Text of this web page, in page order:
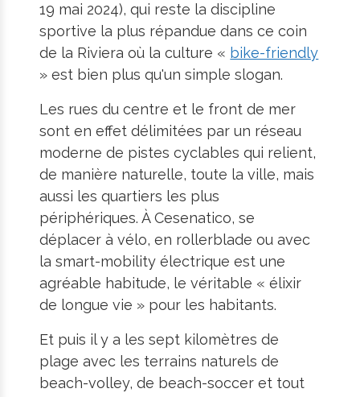
19 mai 2024), qui reste la discipline
sportive la plus répandue dans ce coin
de la Riviera où la culture « bike-friendly
» est bien plus qu'un simple slogan.
Les rues du centre et le front de mer
sont en effet délimitées par un réseau
moderne de pistes cyclables qui relient,
de manière naturelle, toute la ville, mais
aussi les quartiers les plus
périphériques. À Cesenatico, se
déplacer à vélo, en rollerblade ou avec
la smart-mobility électrique est une
agréable habitude, le véritable « élixir
de longue vie » pour les habitants.
Et puis il y a les sept kilomètres de
plage avec les terrains naturels de
beach-volley, de beach-soccer et tout